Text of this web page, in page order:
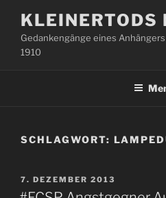
Inhalt
springen
KLEINERTODS
Gedankengänge eines
1910
SCHLAGWORT:
VERÖFFENTLICHT
AM
7. DEZEMBER 2013